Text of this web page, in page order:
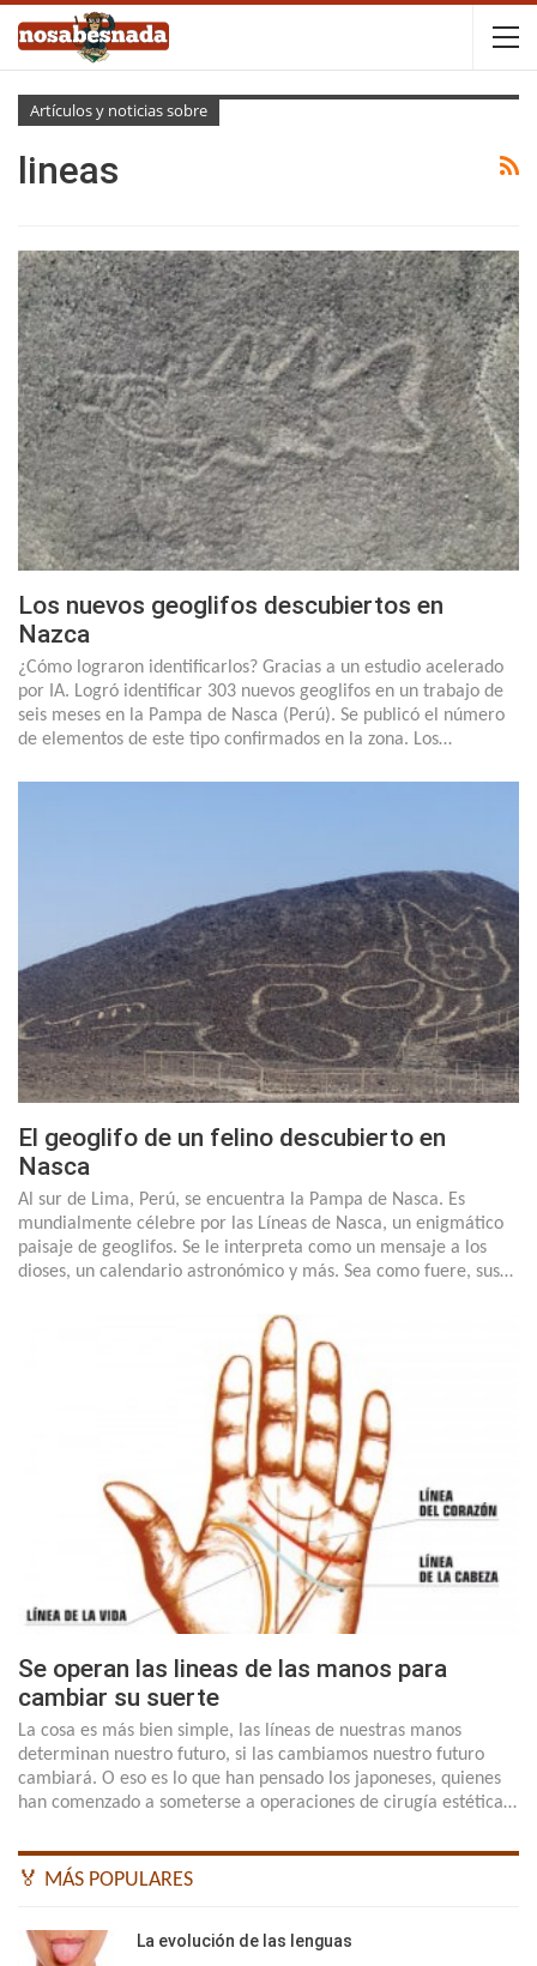
Artículos y noticias sobre
lineas
Los nuevos geoglifos descubiertos en
Nazca
¿Cómo lograron identificarlos? Gracias a un estudio acelerado
por IA. Logró identificar 303 nuevos geoglifos en un trabajo de
seis meses en la Pampa de Nasca (Perú). Se publicó el número
de elementos de este tipo confirmados en la zona. Los…
El geoglifo de un felino descubierto en
Nasca
Al sur de Lima, Perú, se encuentra la Pampa de Nasca. Es
mundialmente célebre por las Líneas de Nasca, un enigmático
paisaje de geoglifos. Se le interpreta como un mensaje a los
dioses, un calendario astronómico y más. Sea como fuere, sus…
Se operan las lineas de las manos para
cambiar su suerte
La cosa es más bien simple, las líneas de nuestras manos
determinan nuestro futuro, si las cambiamos nuestro futuro
cambiará. O eso es lo que han pensado los japoneses, quienes
han comenzado a someterse a operaciones de cirugía estética…
🏅 MÁS POPULARES
La evolución de las lenguas